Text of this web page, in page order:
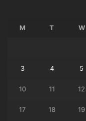
M T W
3 4 5
10 11 12
17 18 19